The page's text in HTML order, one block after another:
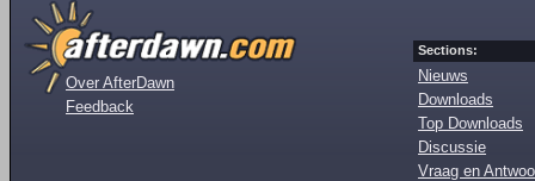
Over AfterDawn
Feedback
Sections:
Nieuws
Downloads
Top Downloads
Discussie
Vraag en